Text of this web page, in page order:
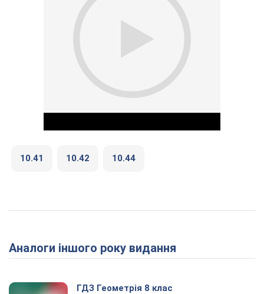
10.41 10.42 10.44
Аналоги іншого року видання
ГДЗ Геометрія 8 клас